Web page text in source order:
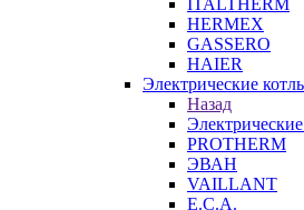
ITALTHERM
HERMEX
GASSERO
HAIER
Электрические
Назад
PROTHERM
ЭВАН
VAILLANT
E.C.A.